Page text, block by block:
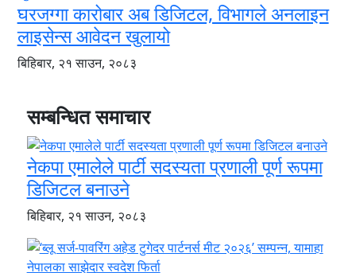
घरजग्गा कारोबार अब डिजिटल, विभागले अनलाइन
लाइसेन्स आवेदन खुलायो
बिहिबार, २१ साउन, २०८३
सम्बन्धित समाचार
नेकपा एमालेले पार्टी सदस्यता प्रणाली पूर्ण रूपमा
डिजिटल बनाउने
बिहिबार, २१ साउन, २०८३